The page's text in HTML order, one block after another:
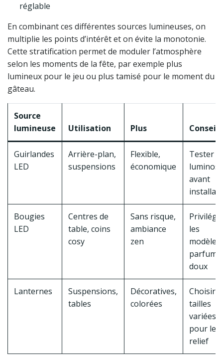
réglable
En combinant ces différentes sources lumineuses, on
multiplie les points d’intérêt et on évite la monotonie.
Cette stratification permet de moduler l’atmosphère
selon les moments de la fête, par exemple plus
lumineux pour le jeu ou plus tamisé pour le moment du
gâteau.
Source
lumineuse
Utilisation Plus Conseil
Guirlandes
LED
Arrière-plan,
suspensions
Flexible,
économique
Tester la
avant
Bougies
LED
Centres de
table, coins
cosy
Sans risque,
ambiance
zen
les
modèles
doux
Lanternes
Suspensions,
tables
Décoratives,
colorées
Choisir
tailles
variées
pour le
relief